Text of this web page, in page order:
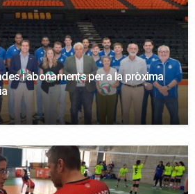
i abonaments per a la pròxima